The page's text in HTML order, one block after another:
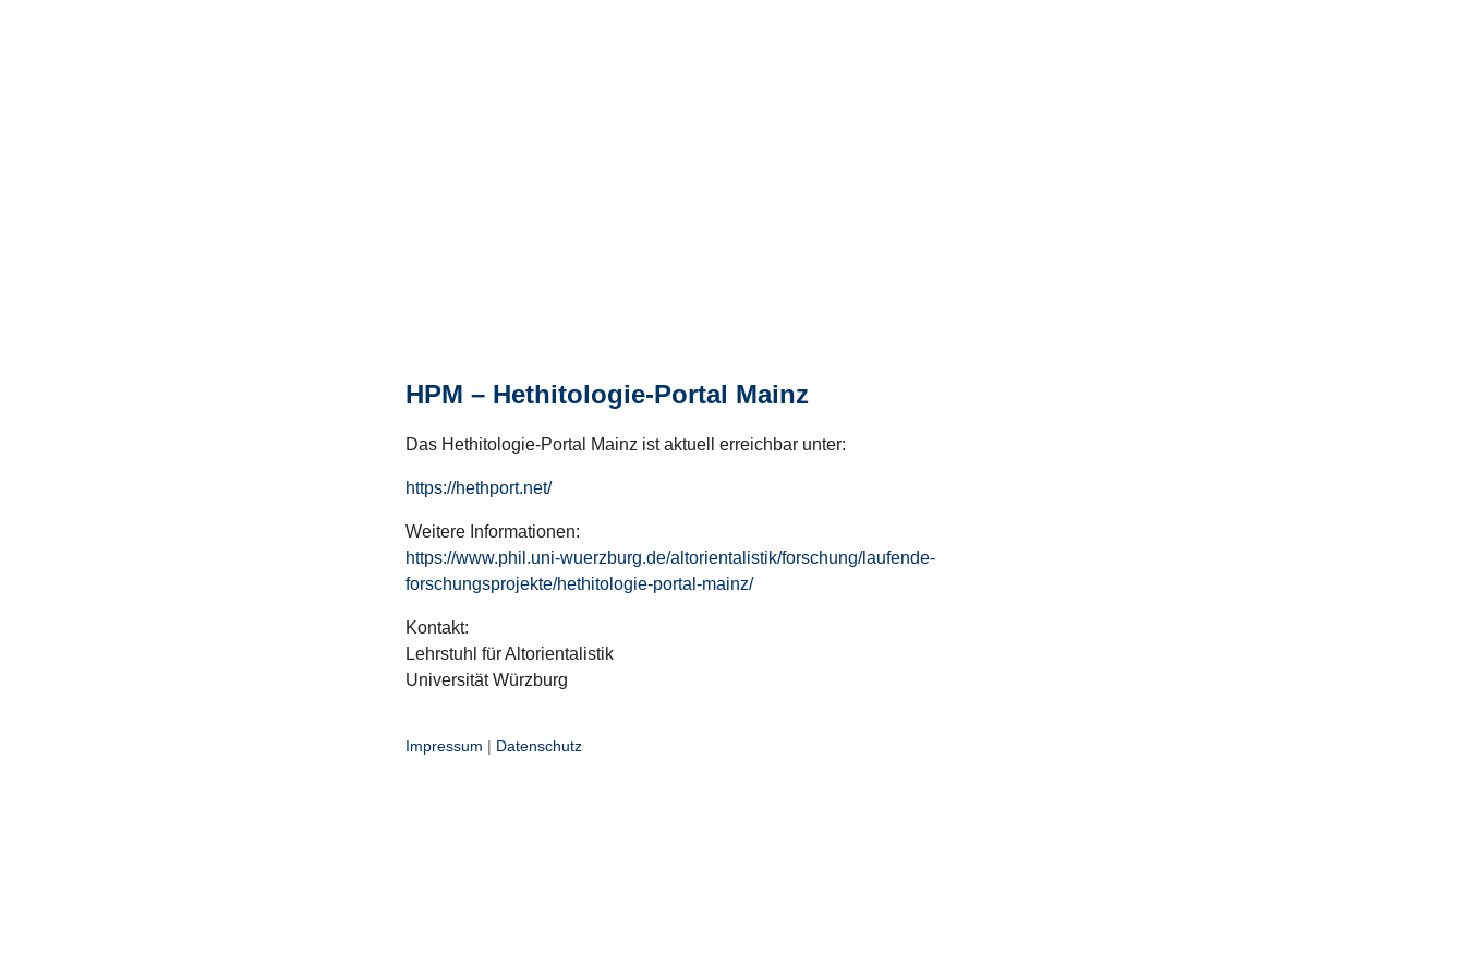
HPM – Hethitologie-Portal Mainz
Das Hethitologie-Portal Mainz ist aktuell erreichbar unter:
https://hethport.net/
Weitere Informationen:
https://www.phil.uni-wuerzburg.de/altorientalistik/forschung/laufende-
forschungsprojekte/hethitologie-portal-mainz/
Kontakt:
Lehrstuhl für Altorientalistik
Universität Würzburg
Impressum | Datenschutz